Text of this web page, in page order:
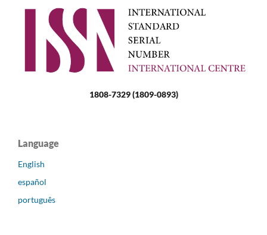
1808-7329 (1809-0893)
Language
English
español
português